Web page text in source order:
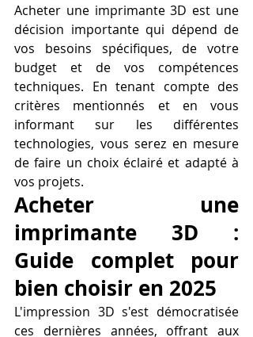
Acheter une imprimante 3D est une
décision importante qui dépend de
vos besoins spécifiques, de votre
budget et de vos compétences
techniques. En tenant compte des
critères mentionnés et en vous
informant sur les différentes
technologies, vous serez en mesure
de faire un choix éclairé et adapté à
vos projets.
Acheter une
imprimante 3D :
Guide complet pour
bien choisir en 2025
L'impression 3D s'est démocratisée
ces dernières années, offrant aux